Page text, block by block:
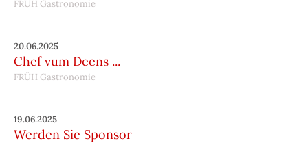
FRÜH Gastronomie
20.06.2025
Chef vum Deens ...
FRÜH Gastronomie
19.06.2025
Werden Sie Sponsor